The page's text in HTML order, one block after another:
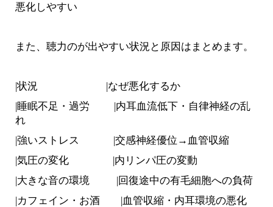
悪化しやすい
また、聴力のが出やすい状況と原因はまとめます。
|状況
|なぜ悪化するか
|睡眠不足・過労
|内耳血流低下・自律神経の乱
れ
|強いストレス
|交感神経優位→血管収縮
|気圧の変化
|内リンパ圧の変動
|大きな音の環境
|回復途中の有毛細胞への負荷
|カフェイン・お酒 |血管収縮・内耳環境の悪化